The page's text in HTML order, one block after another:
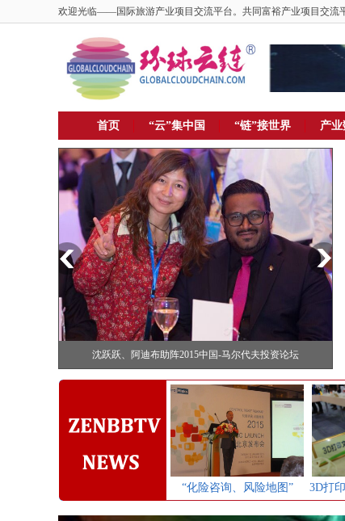
欢迎光临——国际旅游产业项目交流平台。共同富裕产业项目交流
首页 “云”集中国 “链”接世界 产
沈跃跃、阿迪布助阵2015中国-马尔代夫投资论坛
“化险咨询、风险地图”
3D打